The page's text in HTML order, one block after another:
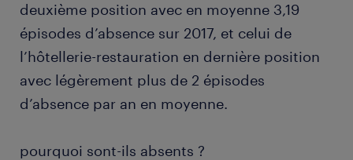
deuxième position avec en moyenne 3,19
épisodes d’absence sur 2017, et celui de
l’hôtellerie-restauration en dernière position
avec légèrement plus de 2 épisodes
d’absence par an en moyenne.
pourquoi sont-ils absents ?